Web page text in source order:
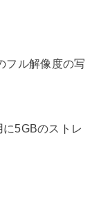
フル解像度の写
5GBのストレ